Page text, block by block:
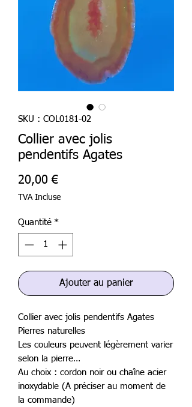
SKU : COL0181-02
Collier avec jolis
pendentifs Agates
20,00 €Prix
TVA Incluse
Quantité *
Ajouter au panier
Collier avec jolis pendentifs Agates
Pierres naturelles
Les couleurs peuvent légèrement varier
selon la pierre…
Au choix : cordon noir ou chaîne acier
inoxydable (A préciser au moment de
la commande)